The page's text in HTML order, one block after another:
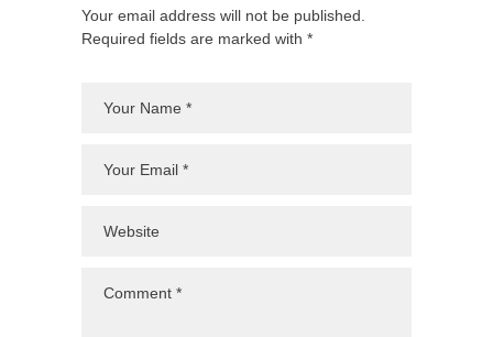
Your email address will not be published.
Required fields are marked with *